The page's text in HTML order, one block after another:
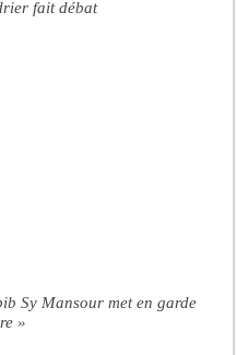
fait débat
Sy Mansour met en garde
»